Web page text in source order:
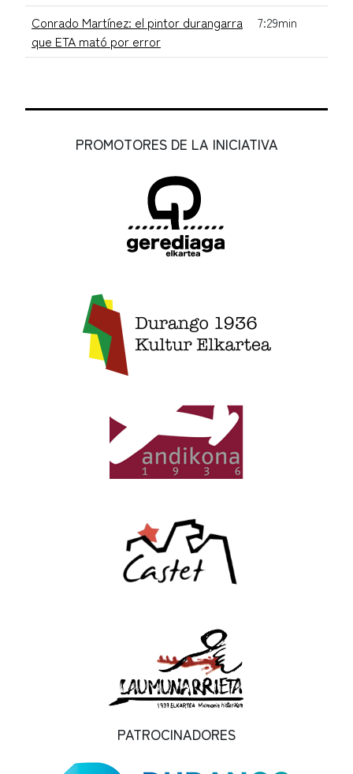
Conrado Martínez: el pintor durangarra
que ETA mató por error
7:29min
PROMOTORES DE LA INICIATIVA
PATROCINADORES